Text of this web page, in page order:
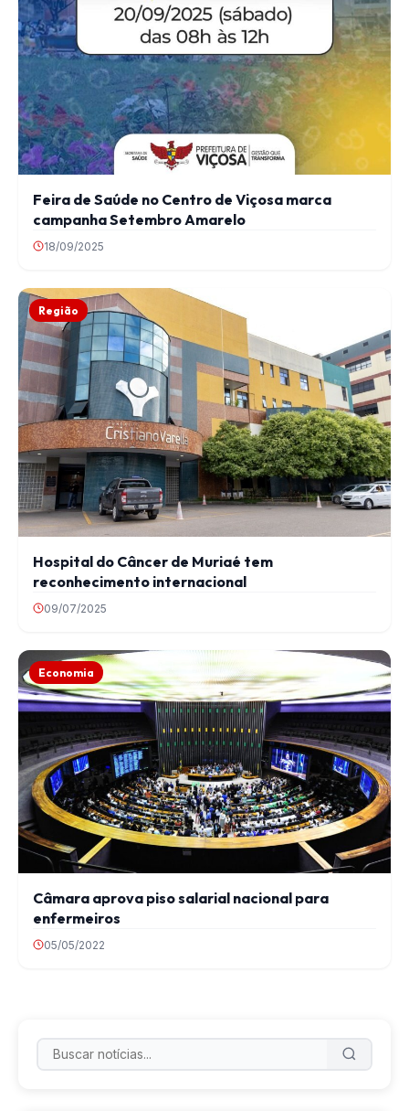
Feira de Saúde no Centro de Viçosa marca
campanha Setembro Amarelo
18/09/2025
Região
Hospital do Câncer de Muriaé tem
reconhecimento internacional
09/07/2025
Economia
Câmara aprova piso salarial nacional para
enfermeiros
05/05/2022